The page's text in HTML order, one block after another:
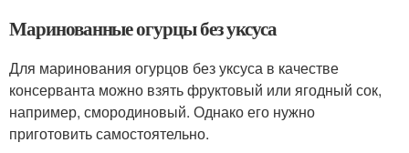
Маринованные огурцы без уксуса
Для маринования огурцов без уксуса в качестве
консерванта можно взять фруктовый или ягодный сок,
например, смородиновый. Однако его нужно
приготовить самостоятельно.